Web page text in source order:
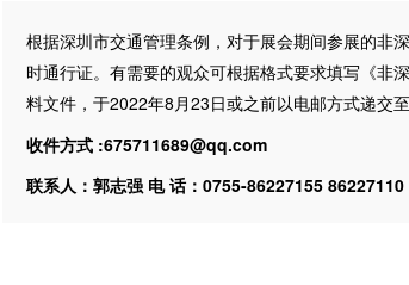
根据深圳市交通管理条例，对于展会期间参展的非
时通行证。有需要的观众可根据格式要求填写《非
料文件，于2022年8月23日或之前以电邮方式递交至
收件方式 :675711689@qq.com
联系人：郭志强 电 话：0755-86227155 86227110